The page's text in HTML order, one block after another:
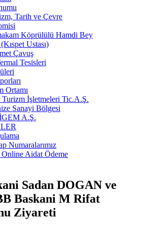
Tarih ve Çevre
Köprülülü Hamdi Bey
Ustası)
Çavuş
Tesisleri
Ortamı
İşletmeleri Tic.A.Ş.
Sanayi Bölgesi
A.Ş.
Numaralarımız
Aidat Ödeme
Sadan DOGAN ve
Baskani M Rifat
Ziyareti